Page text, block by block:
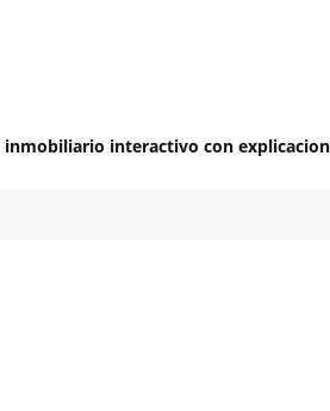
inmobiliario interactivo con